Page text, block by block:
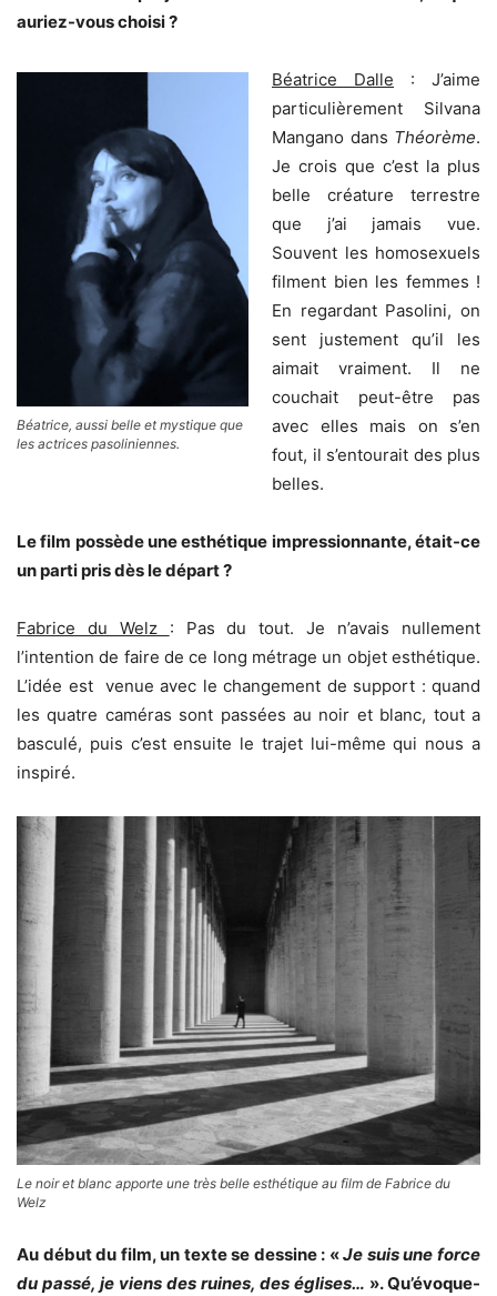
auriez-vous choisi ?
Béatrice, aussi belle et mystique que
les actrices pasoliniennes.
Béatrice Dalle : J’aime
particulièrement Silvana
Mangano dans Théorème.
Je crois que c’est la plus
belle créature terrestre
que j’ai jamais vue.
Souvent les homosexuels
filment bien les femmes !
En regardant Pasolini, on
sent justement qu’il les
aimait vraiment. Il ne
couchait peut-être pas
avec elles mais on s’en
fout, il s’entourait des plus
belles.
Le film possède une esthétique impressionnante, était-ce
un parti pris dès le départ ?
Fabrice du Welz : Pas du tout. Je n’avais nullement
l’intention de faire de ce long métrage un objet esthétique.
L’idée est venue avec le changement de support : quand
les quatre caméras sont passées au noir et blanc, tout a
basculé, puis c’est ensuite le trajet lui-même qui nous a
inspiré.
Le noir et blanc apporte une très belle esthétique au film de Fabrice du
Welz
Au début du film, un texte se dessine : «Je suis une force
du passé, je viens des ruines, des églises… ». Qu’évoque-